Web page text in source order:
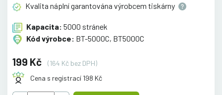
Kvalita náplní garantována výrobcem tiskárny
Kapacita: 5000 stránek
Kód výrobce: BT-5000C, BT5000C
199 Kč
(164 Kč bez DPH)
Cena s registrací 198 Kč